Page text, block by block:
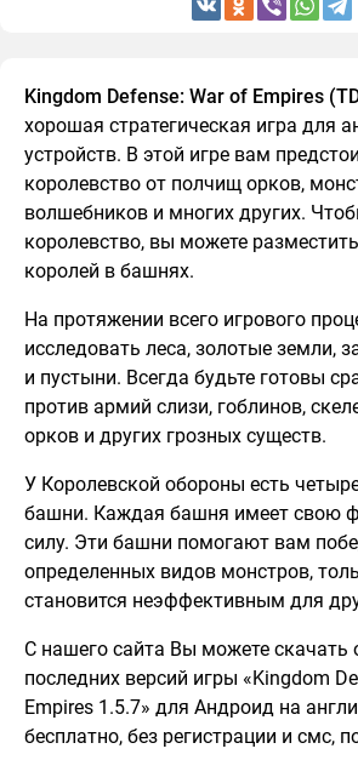
Kingdom Defense: War of Empires
хорошая стратегическая игра для
устройств. В этой игре вам
королевство от полчищ орков,
волшебников и многих других.
королевство, вы можете
королей в башнях.
На протяжении всего игрового
исследовать леса, золотые земли,
и пустыни. Всегда будьте готовы
против армий слизи, гоблинов,
орков и других грозных существ.
У Королевской обороны есть
башни. Каждая башня имеет свою
силу. Эти башни помогают вам
определенных видов монстров,
становится неэффективным для
С нашего сайта Вы можете скачать
последних версий игры «Kingdom
Empires 1.5.7» для Андроид на
бесплатно, без регистрации и смс,